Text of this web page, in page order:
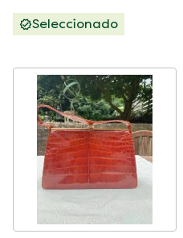
Seleccionado